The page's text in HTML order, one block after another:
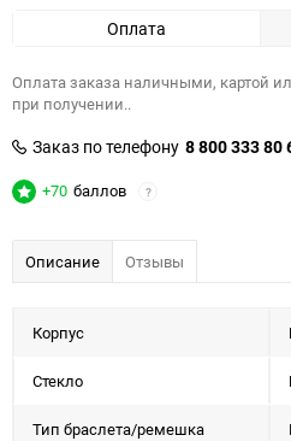
Оплата
Оплата заказа наличными, картой
при получении..
Заказ по телефону 8 800 333 80
+70 баллов ?
Описание Отзывы
Корпус
Стекло
Тип браслета/ремешка